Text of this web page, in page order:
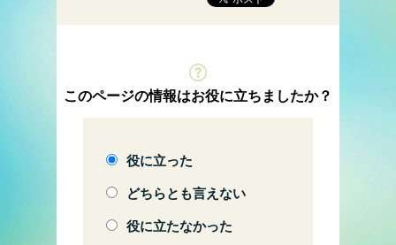
このページの情報はお役に立ちましたか？
役に立った
どちらとも言えない
役に立たなかった